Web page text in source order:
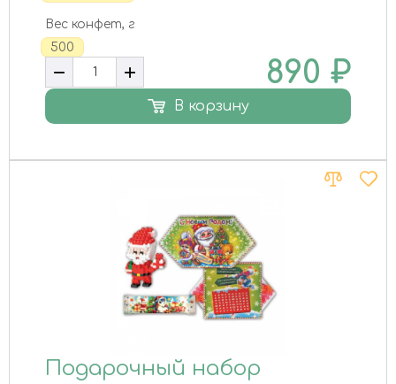
Вес конфет, г
500
890 ₽
В корзину
Подарочный набор